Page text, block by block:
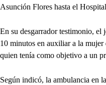
Asunción Flores hasta el
En su desgarrador testimonio, el
10 minutos en auxiliar a la
quien tenía como objetivo a un
Según indicó, la ambulancia en